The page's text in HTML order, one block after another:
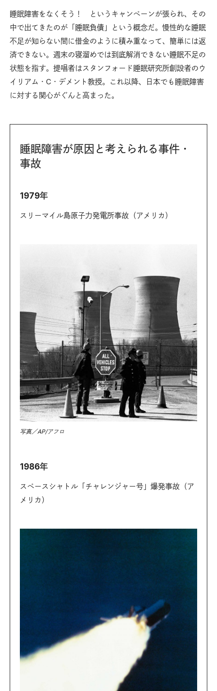
睡眠障害をなくそう！ というキャンペーンが張られ、その
中で出てきたのが「睡眠負債」という概念だ。慢性的な睡眠
不足が知らない間に借金のように積み重なって、簡単には返
済できない。週末の寝溜めでは到底解消できない睡眠不足の
状態を指す。提唱者はスタンフォード睡眠研究所創設者のウ
イリアム・C・デメント教授。これ以降、日本でも睡眠障害
に対する関心がぐんと高まった。
睡眠障害が原因と考えられる事件・
事故
1979年
スリーマイル島原子力発電所事故（アメリカ）
写真／AP/アフロ
1986年
スペースシャトル「チャレンジャー号」爆発事故（ア
メリカ）